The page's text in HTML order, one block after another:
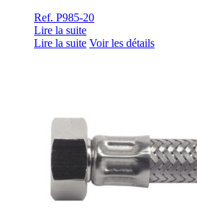
Ref. P985-20
Lire la suite
Lire la suite Voir les détails